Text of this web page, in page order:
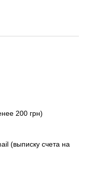
200 грн)
(выписку счета на